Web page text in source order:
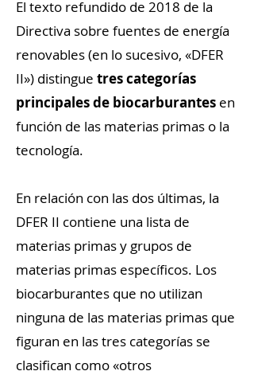
El texto refundido de 2018 de la
Directiva sobre fuentes de energía
renovables (en lo sucesivo, «DFER
II») distingue tres categorías
principales de biocarburantes en
función de las materias primas o la
tecnología.
En relación con las dos últimas, la
DFER II contiene una lista de
materias primas y grupos de
materias primas específicos. Los
biocarburantes que no utilizan
ninguna de las materias primas que
figuran en las tres categorías se
clasifican como «otros